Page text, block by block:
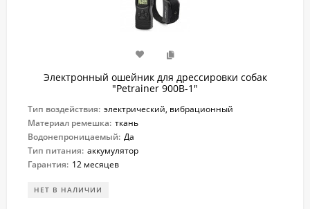
Электронный ошейник для дрессировки собак
"Petrainer 900B-1"
Тип воздействия: электрический, вибрационный
Материал ремешка: ткань
Водонепроницаемый: Да
Тип питания: аккумулятор
Гарантия: 12 месяцев
НЕТ В НАЛИЧИИ